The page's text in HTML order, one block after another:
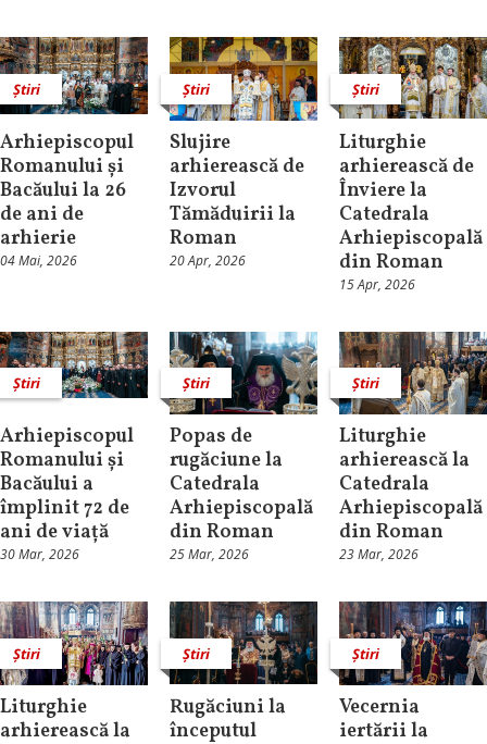
Știri
Arhiepiscopul
Romanului și
Bacăului la 26
de ani de
arhierie
04 Mai, 2026
Știri
Slujire
arhierească de
Izvorul
Tămăduirii la
Roman
20 Apr, 2026
Știri
Liturghie
arhierească de
Înviere la
Catedrala
Arhiepiscopală
din Roman
15 Apr, 2026
Știri
Arhiepiscopul
Romanului și
Bacăului a
împlinit 72 de
ani de viață
30 Mar, 2026
Știri
Popas de
rugăciune la
Catedrala
Arhiepiscopală
din Roman
25 Mar, 2026
Știri
Liturghie
arhierească la
Catedrala
Arhiepiscopală
din Roman
23 Mar, 2026
Știri
Liturghie
arhierească la
Știri
Rugăciuni la
începutul
Știri
Vecernia
iertării la